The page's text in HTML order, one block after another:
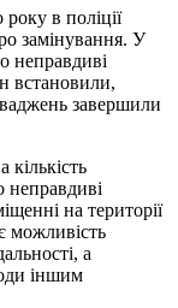
в поліції
замінування. У
неправдиві
встановили,
завершили
неправдиві
на території
можливість
а
іншим